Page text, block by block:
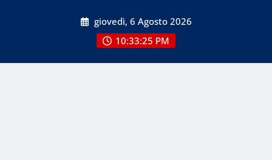
giovedì, 6 Agosto 2026
10:33:27 PM